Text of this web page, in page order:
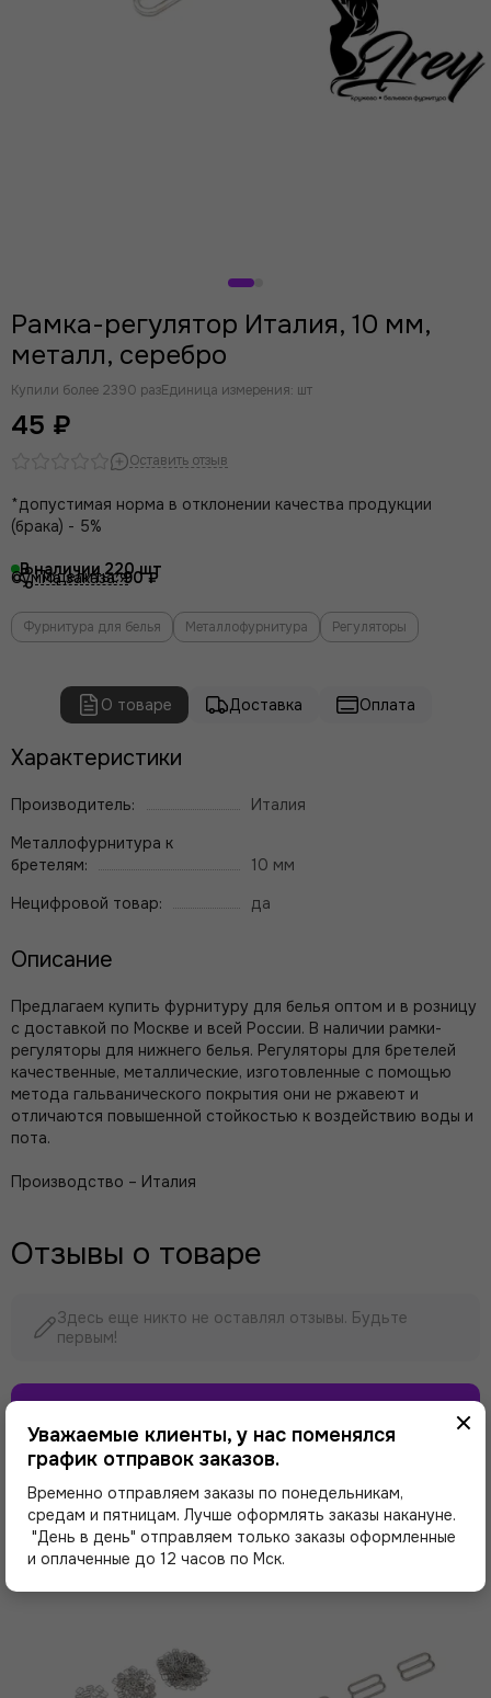
Рамка-регулятор Италия, 10 мм,
металл, серебро
Купили более 2390 разЕдиница измерения: шт
45 ₽
Оставить отзыв
*допустимая норма в отклонении качества продукции
(брака) - 5%
В наличии 220
Сумма заказа:90 ₽
Поделиться
Фурнитура для белья Металлофурнитура Регуляторы
О товаре Доставка Оплата
Характеристики
Производитель:
Италия
Металлофурнитура к
бретелям:
10 мм
Нецифровой товар:
да
Описание
Предлагаем купить фурнитуру для белья оптом и в розницу
с доставкой по Москве и всей России. В наличии рамки-
регуляторы для нижнего белья. Регуляторы для бретелей
качественные, металлические, изготовленные с помощью
метода гальванического покрытия они не ржавеют и
отличаются повышенной стойкостью к воздействию воды и
пота.
Производство – Италия
Отзывы о товаре
Здесь еще никто не оставлял отзывы. Будьте
первым!
Похожие товары
Уважаемые клиенты, у нас поменялся
график отправок заказов.
Временно отправляем заказы по понедельникам,
средам и пятницам. Лучше оформлять заказы накануне.
"День в день" отправляем только заказы оформленные
и оплаченные до 12 часов по Мск.